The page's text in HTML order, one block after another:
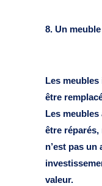
8. Un
Les
être
Les
être
n’est pas un
valeur.